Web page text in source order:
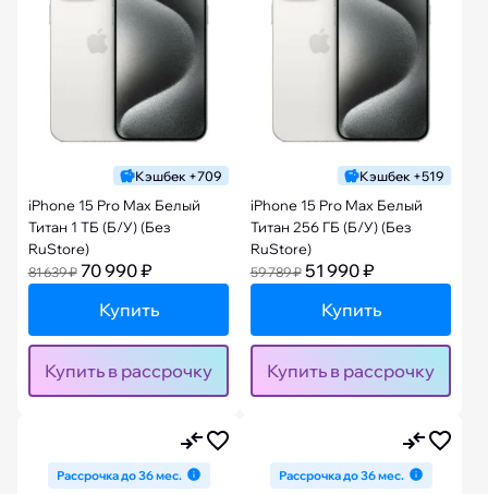
Кэшбек +709
iPhone 15 Pro Max Белый
Титан 1 ТБ (Б/У) (Без
RuStore)
81 639 ₽ 70 990 ₽
Купить
Купить в рассрочку
Кэшбек +519
iPhone 15 Pro Max Белый
Титан 256 ГБ (Б/У) (Без
RuStore)
59 789 ₽ 51 990 ₽
Купить
Купить в рассрочку
Рассрочка до 36 мес. Рассрочка до 36 мес.